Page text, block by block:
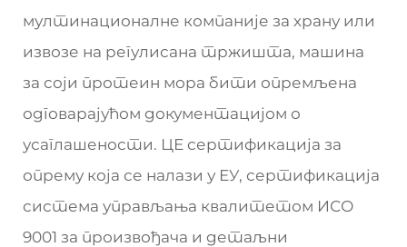
мултинационалне компаније за храну или
извозе на регулисана тржишта, машина
за соји протеин мора бити опремљена
одговарајућом документацијом о
усаглашености. ЦЕ сертификација за
опрему која се налази у ЕУ, сертификација
система управљања квалитетом ИСО
9001 за произвођача и детаљни